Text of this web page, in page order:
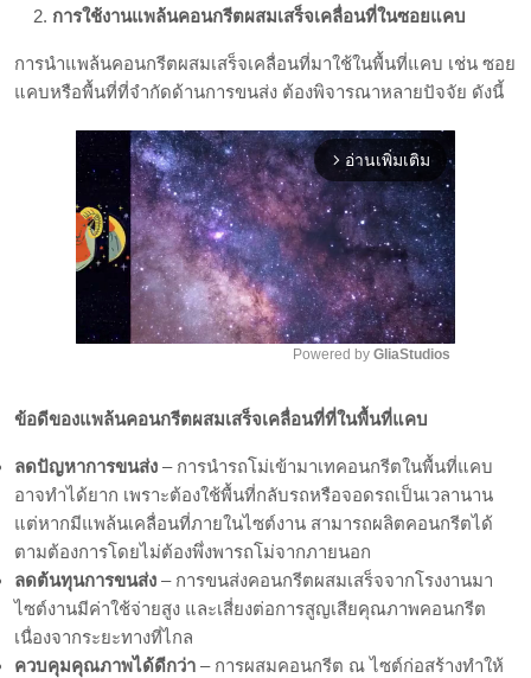
การใช้งานแพล้นคอนกรีตผสมเสร็จเคลื่อนที่ในซอยแคบ
การนำแพล้นคอนกรีตผสมเสร็จเคลื่อนที่มาใช้ในพื้นที่แคบ เช่น ซอย
แคบหรือพื้นที่ที่จำกัดด้านการขนส่ง ต้องพิจารณาหลายปัจจัย ดังนี้
arrow_forward_ios อ่านเพิ่มเติม
Mute
Powered by GliaStudios
ข้อดีของแพล้นคอนกรีตผสมเสร็จเคลื่อนที่ที่ในพื้นที่แคบ
ลดปัญหาการขนส่ง – การนำรถโม่เข้ามาเทคอนกรีตในพื้นที่แคบ
อาจทำได้ยาก เพราะต้องใช้พื้นที่กลับรถหรือจอดรถเป็นเวลานาน
แต่หากมีแพล้นเคลื่อนที่ภายในไซต์งาน สามารถผลิตคอนกรีตได้
ตามต้องการโดยไม่ต้องพึ่งพารถโม่จากภายนอก
ลดต้นทุนการขนส่ง – การขนส่งคอนกรีตผสมเสร็จจากโรงงานมา
ไซต์งานมีค่าใช้จ่ายสูง และเสี่ยงต่อการสูญเสียคุณภาพคอนกรีต
เนื่องจากระยะทางที่ไกล
ควบคุมคุณภาพได้ดีกว่า – การผสมคอนกรีต ณ ไซต์ก่อสร้างทำให้